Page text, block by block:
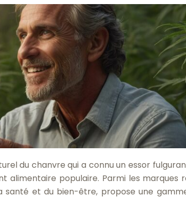
du chanvre qui a connu un essor
alimentaire populaire. Parmi les marques
santé et du bien-être, propose une